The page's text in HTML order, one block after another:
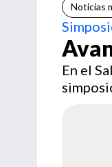
Noticias
En el